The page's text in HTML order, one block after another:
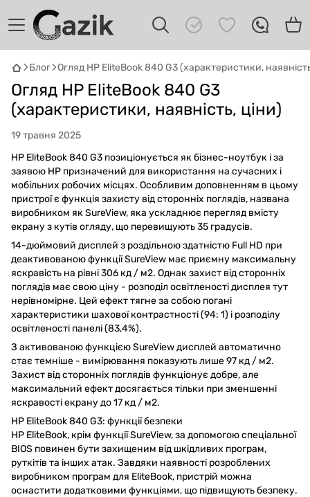
Блог Огляд HP EliteBook 840 G3 (характеристики,
Огляд HP EliteBook 840 G3
(характеристики, наявність, ціни)
19 травня 2025
HP EliteBook 840 G3 позиціонується як бізнес-ноутбук і за
заявою HP призначений для використання на сучасних і
мобільних робочих місцях. Особливим доповненням в цьому
пристрої є функція захисту від сторонніх поглядів, названа
виробником як SureView, яка ускладнює перегляд вмісту
екрану з кутів огляду, що перевищують 35 градусів.
14-дюймовий дисплей з роздільною здатністю Full HD при
деактивованою функції SureView має приємну максимальну
яскравість на рівні 306 кд / м2. Однак захист від сторонніх
поглядів має свою ціну - розподіл освітленості дисплея тут
нерівномірне. Цей ефект тягне за собою погані
характеристики шахової контрастності (94: 1) і розподілу
освітленості панелі (83,4%).
З активованою функцією SureView дисплей автоматично
стає темніше - вимірювання показують лише 97 кд / м2.
Захист від сторонніх поглядів функціонує добре, але
максимальний ефект досягається тільки при зменшенні
яскравості екрану до 17 кд / м2.
HP EliteBook 840 G3: функції безпеки
HP EliteBook, крім функції SureView, за допомогою спеціальної
BIOS повинен бути захищеним від шкідливих програм,
руткітів та інших атак. Завдяки наявності розроблених
виробником програм для EliteBook, пристрій можна
оснастити додатковими функціями, що підвищують безпеку.
GAZIKAI
Онлайн · пошук техніки
Привіт! 👋 Я Gazik AI — допоможу
підібрати вживану комп'ютерну техніку.